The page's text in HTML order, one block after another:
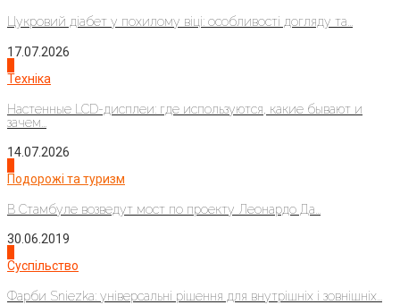
Цукровий діабет у похилому віці: особливості догляду та...
17.07.2026
Техніка
Настенные LCD-дисплеи: где используются, какие бывают и
зачем...
14.07.2026
Подорожі та туризм
В Стамбуле возведут мост по проекту Леонардо Да...
30.06.2019
Суспільство
Фарби Sniezka: універсальні рішення для внутрішніх і зовнішніх...